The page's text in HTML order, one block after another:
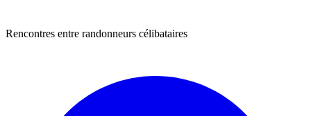
Rencontres entre randonneurs célibataires